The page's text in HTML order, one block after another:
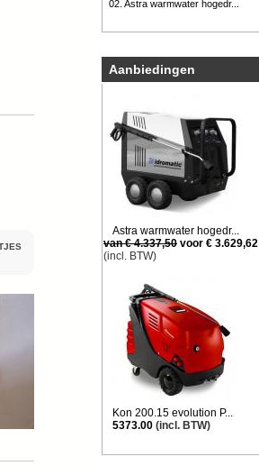
02. Astra warmwater hogedr...
Aanbiedingen
Astra warmwater hogedr...
van € 4.337,50 voor € 3.629,62
(incl. BTW)
Kon 200.15 evolution P...
5373.00 (incl. BTW)